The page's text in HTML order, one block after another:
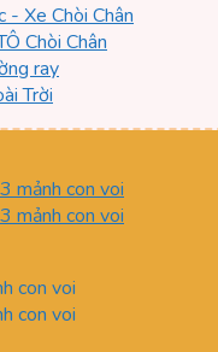
- Xe Chòi Chân
Chòi Chân
ray
Trời